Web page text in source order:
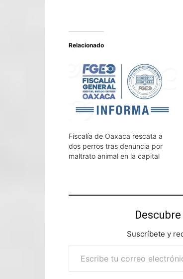
Relacionado
Fiscalía de Oaxaca rescata a
dos perros tras denuncia por
maltrato animal en la capital
Suscríbete y
Escribe tu correo electrónico…